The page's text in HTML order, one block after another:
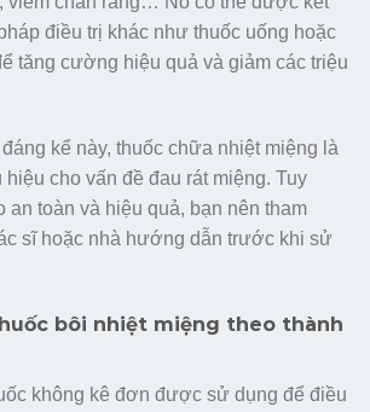
điều trị khác như thuốc uống hoặc
tăng cường hiệu quả và giảm các triệu
kể này, thuốc chữa nhiệt miệng là
cho vấn đề đau rát miệng. Tuy
an toàn và hiệu quả, bạn nên tham
sĩ hoặc nhà hướng dẫn trước khi sử
bôi nhiệt miệng theo thành
không kê đơn được sử dụng để điều